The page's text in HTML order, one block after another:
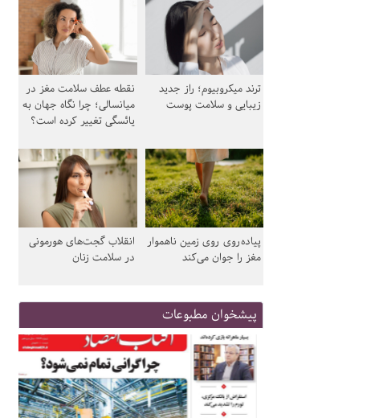
ترند میکروبیوم؛ راز جدید
زیبایی و سلامت پوست
نقطه عطف سلامت مغز در
میانسالی؛ چرا نگاه جهان به
یائسگی تغییر کرده است؟
پیاده‌روی روی زمین ناهموار
مغز را جوان می‌کند
انقلاب گجت‌های هورمونی
در سلامت زنان
پیشخوان مطبوعات